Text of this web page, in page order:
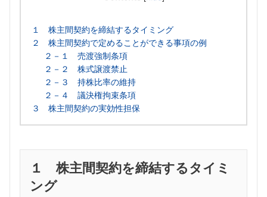
１ 株主間契約を締結するタイミング
２ 株主間契約で定めることができる事項の例
２－１ 売渡強制条項
２－２ 株式譲渡禁止
２－３ 持株比率の維持
２－４ 議決権拘束条項
３ 株主間契約の実効性担保
１ 株主間契約を締結するタイミ
ング